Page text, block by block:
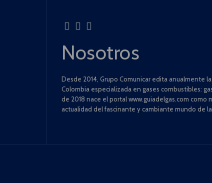
Nosotros
Desde 2014, Grupo Comunicar edita anualmente la
Colombia especializada en gases combustibles:
de 2018 nace el portal www.guiadelgas.com
actualidad del fascinante y cambiante mundo de la